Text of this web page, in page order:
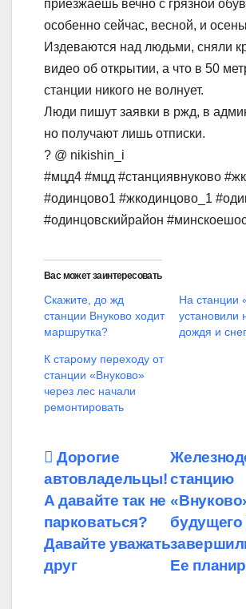
приезжаешь вечно с грязной
особенно сейчас, весной, и
Издеваются над людьми, сняли
видео об открытии, а что в 50
станции никого не волнует.
Люди пишут заявки в ржд, в
но получают лишь отписки.
? @ nikishin_i
#мцд4 #мцд #станциявнуково
#одинцово1 #жкодинцово_1
#одинцовскийрайон
Вас может заинтересовать
Скажите, до жд
станции Внуково ходит
маршрутка?
На станции
установили
дождя и
К старому переходу от
станции «Внуково»
через лес начали
ремонтировать
Навигация
по
записям
станцию
Ее
Дорогие
автовладельцы!
А давайте так не
парковаться?
Давайте уважать
друг